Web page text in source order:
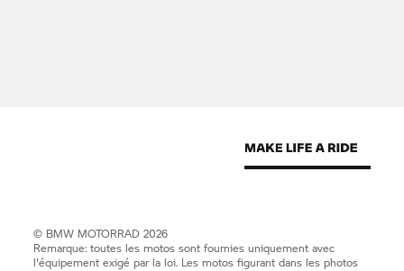
© BMW MOTORRAD 2026
Remarque: toutes les motos sont fournies uniquement avec
l'équipement exigé par la loi. Les motos figurant dans les photos